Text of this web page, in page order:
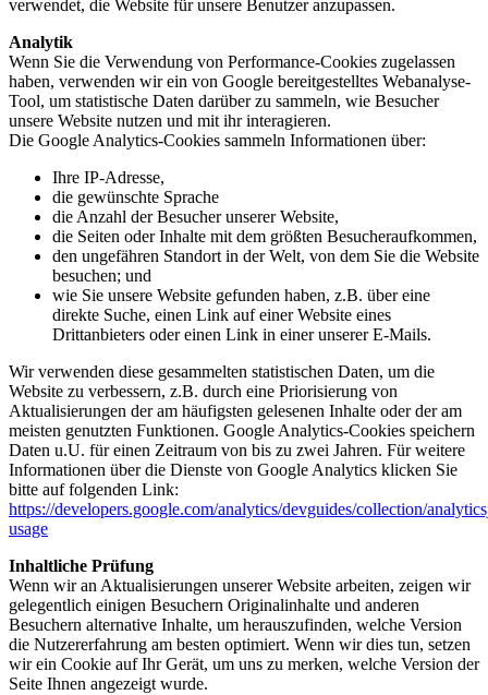
verwendet, die Website für unsere Benutzer anzupassen.
Analytik
Wenn Sie die Verwendung von Performance-Cookies zugelassen
haben, verwenden wir ein von Google bereitgestelltes Webanalyse-
Tool, um statistische Daten darüber zu sammeln, wie Besucher
unsere Website nutzen und mit ihr interagieren.
Die Google Analytics-Cookies sammeln Informationen über:
Ihre IP-Adresse,
die gewünschte Sprache
die Anzahl der Besucher unserer Website,
die Seiten oder Inhalte mit dem größten Besucheraufkommen,
den ungefähren Standort in der Welt, von dem Sie die Website
besuchen; und
wie Sie unsere Website gefunden haben, z.B. über eine
direkte Suche, einen Link auf einer Website eines
Drittanbieters oder einen Link in einer unserer E-Mails.
Wir verwenden diese gesammelten statistischen Daten, um die
Website zu verbessern, z.B. durch eine Priorisierung von
Aktualisierungen der am häufigsten gelesenen Inhalte oder der am
meisten genutzten Funktionen. Google Analytics-Cookies speichern
Daten u.U. für einen Zeitraum von bis zu zwei Jahren. Für weitere
Informationen über die Dienste von Google Analytics klicken Sie
bitte auf folgenden Link:
https://developers.google.com/analytics/devguides/collection/
usage
Inhaltliche Prüfung
Wenn wir an Aktualisierungen unserer Website arbeiten, zeigen wir
gelegentlich einigen Besuchern Originalinhalte und anderen
Besuchern alternative Inhalte, um herauszufinden, welche Version
die Nutzererfahrung am besten optimiert. Wenn wir dies tun, setzen
wir ein Cookie auf Ihr Gerät, um uns zu merken, welche Version der
Seite Ihnen angezeigt wurde.